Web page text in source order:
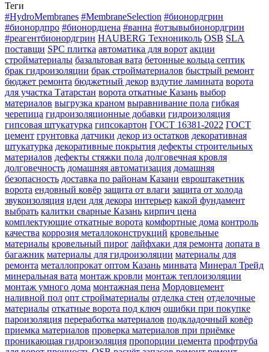
Теги
#HydroMembranes #MembraneSelection #бионордгрин
#бионордпро #бионордцена #ванна #отзывыбионордгрин
#реагентбионордгрин HAUBERG Технониколь OSB SLA
поставщи SPC плитка автоматика для ворот акции
стройматериалы базальтовая вата бетонные кольца септик
брак гидроизоляции брак стройматериалов быстрый ремонт
бюджет ремонта бюджетный декор вздутие ламината ворота
для участка Татарстан ворота откатные Казань выбор
материалов выгрузка краном выравнивание пола гибкая
черепица гидроизоляционные добавки гидроизоляция
гипсовая штукатурка гипсокартон ГОСТ 16381-2022 ГОСТ
цемент грунтовка датчики декор из остатков декоративная
штукатурка декоративные покрытия дефекты строительных
материалов дефекты стяжки пола долговечная кровля
долговечность домашняя автоматизация домашняя
безопасность доставка по районам Казани евроштакетник
ворота ендовный ковёр защита от влаги защита от холода
звукоизоляция идеи для декора интерьер какой фундамент
выбрать калитки сварные Казань кирпич цена
комплектующие откатные ворота комфортные дома контроль
качества коррозия металлоконструкций кровельные
материалы кровельный пирог лайфхаки для ремонта лопата в
багажник материалы для гидроизоляции материалы для
ремонта металлопрокат оптом Казань минвата Минерал Трейд
минеральная вата монтаж кровли монтаж теплоизоляции
монтаж умного дома монтажная пена Мордовцемент
наливной пол опт стройматериалы отделка стен отделочные
материалы откатные ворота под ключ ошибки при покупке
пароизоляция переработка материалов подкладочный ковёр
приемка материалов проверка материалов при приёмке
проникающая гидроизоляция пропорции цемента профтруба